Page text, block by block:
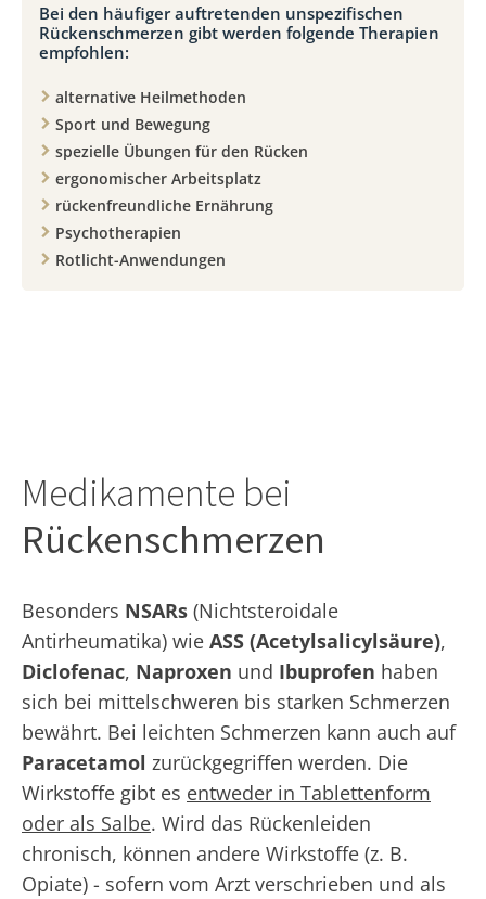
Bei den häufiger auftretenden unspezifischen
Rückenschmerzen gibt werden folgende Therapien
empfohlen:
alternative Heilmethoden
Sport und Bewegung
spezielle Übungen für den Rücken
ergonomischer Arbeitsplatz
rückenfreundliche Ernährung
Psychotherapien
Rotlicht-Anwendungen
Medikamente bei
Rückenschmerzen
Besonders NSARs (Nichtsteroidale
Antirheumatika) wie ASS (Acetylsalicylsäure),
Diclofenac, Naproxen und Ibuprofen haben
sich bei mittelschweren bis starken Schmerzen
bewährt. Bei leichten Schmerzen kann auch auf
Paracetamol zurückgegriffen werden. Die
Wirkstoffe gibt es entweder in Tablettenform
oder als Salbe. Wird das Rückenleiden
chronisch, können andere Wirkstoffe (z. B.
Opiate) - sofern vom Arzt verschrieben und als